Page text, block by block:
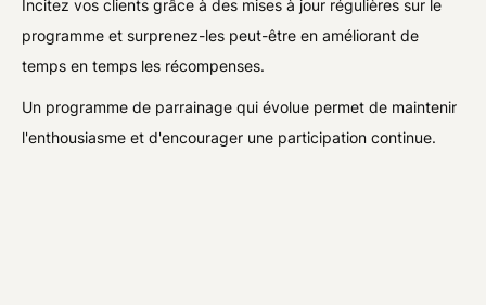
Incitez vos clients grâce à des mises à jour régulières sur le
programme et surprenez-les peut-être en améliorant de
temps en temps les récompenses.
Un programme de parrainage qui évolue permet de maintenir
l'enthousiasme et d'encourager une participation continue.